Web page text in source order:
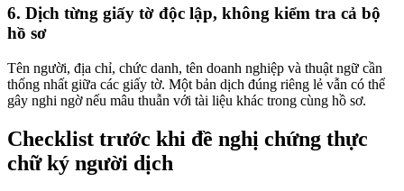
6. Dịch từng giấy tờ độc lập, không kiểm tra cả bộ
hồ sơ
Tên người, địa chỉ, chức danh, tên doanh nghiệp và thuật ngữ cần
thống nhất giữa các giấy tờ. Một bản dịch đúng riêng lẻ vẫn có thể
gây nghi ngờ nếu mâu thuẫn với tài liệu khác trong cùng hồ sơ.
Checklist trước khi đề nghị chứng thực
chữ ký người dịch